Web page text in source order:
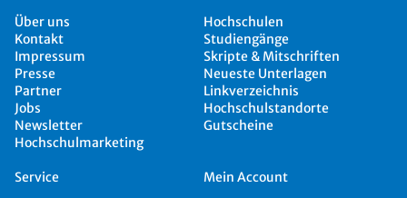
Über uns
Kontakt
Impressum
Presse
Partner
Jobs
Newsletter
Hochschulmarketing
Hochschulen
Studiengänge
Skripte & Mitschriften
Neueste Unterlagen
Linkverzeichnis
Hochschulstandorte
Gutscheine
Service
Mein Account